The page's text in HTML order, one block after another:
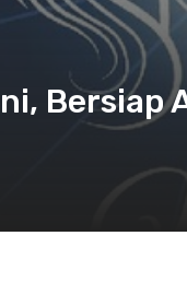
Bersiap